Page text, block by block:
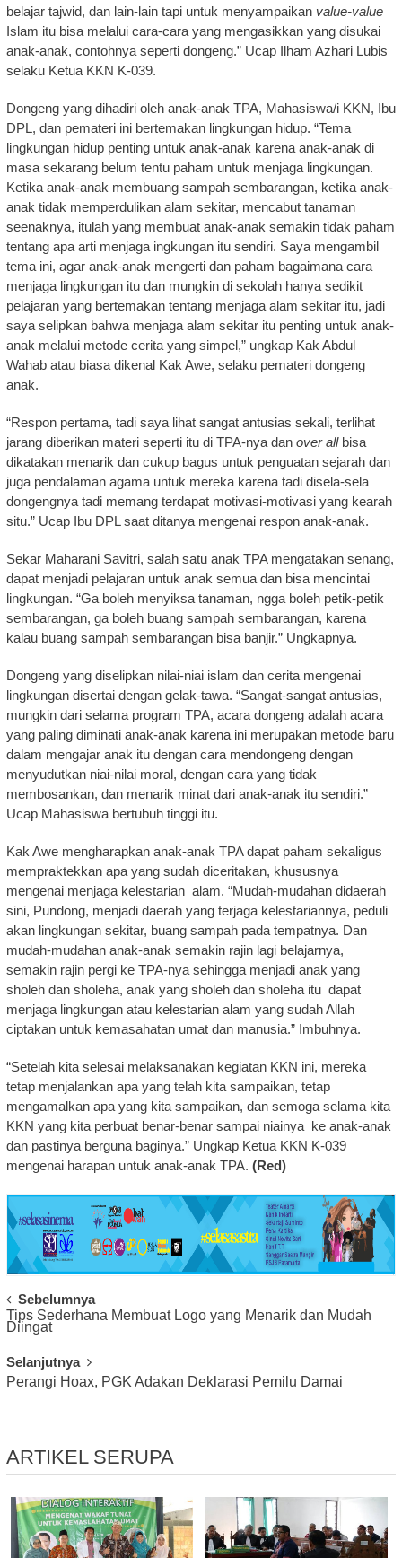
belajar tajwid, dan lain-lain tapi untuk menyampaikan value-value
Islam itu bisa melalui cara-cara yang mengasikkan yang disukai
anak-anak, contohnya seperti dongeng.” Ucap Ilham Azhari Lubis
selaku Ketua KKN K-039.
Dongeng yang dihadiri oleh anak-anak TPA, Mahasiswa/i KKN, Ibu
DPL, dan pemateri ini bertemakan lingkungan hidup. “Tema
lingkungan hidup penting untuk anak-anak karena anak-anak di
masa sekarang belum tentu paham untuk menjaga lingkungan.
Ketika anak-anak membuang sampah sembarangan, ketika anak-
anak tidak memperdulikan alam sekitar, mencabut tanaman
seenaknya, itulah yang membuat anak-anak semakin tidak paham
tentang apa arti menjaga ingkungan itu sendiri. Saya mengambil
tema ini, agar anak-anak mengerti dan paham bagaimana cara
menjaga lingkungan itu dan mungkin di sekolah hanya sedikit
pelajaran yang bertemakan tentang menjaga alam sekitar itu, jadi
saya selipkan bahwa menjaga alam sekitar itu penting untuk anak-
anak melalui metode cerita yang simpel,” ungkap Kak Abdul
Wahab atau biasa dikenal Kak Awe, selaku pemateri dongeng
anak.
“Respon pertama, tadi saya lihat sangat antusias sekali, terlihat
jarang diberikan materi seperti itu di TPA-nya dan over allbisa
dikatakan menarik dan cukup bagus untuk penguatan sejarah dan
juga pendalaman agama untuk mereka karena tadi disela-sela
dongengnya tadi memang terdapat motivasi-motivasi yang kearah
situ.” Ucap Ibu DPL saat ditanya mengenai respon anak-anak.
Sekar Maharani Savitri, salah satu anak TPA mengatakan senang,
dapat menjadi pelajaran untuk anak semua dan bisa mencintai
lingkungan. “Ga boleh menyiksa tanaman, ngga boleh petik-petik
sembarangan, ga boleh buang sampah sembarangan, karena
kalau buang sampah sembarangan bisa banjir.” Ungkapnya.
Dongeng yang diselipkan nilai-niai islam dan cerita mengenai
lingkungan disertai dengan gelak-tawa. “Sangat-sangat antusias,
mungkin dari selama program TPA, acara dongeng adalah acara
yang paling diminati anak-anak karena ini merupakan metode baru
dalam mengajar anak itu dengan cara mendongeng dengan
menyudutkan niai-nilai moral, dengan cara yang tidak
membosankan, dan menarik minat dari anak-anak itu sendiri.”
Ucap Mahasiswa bertubuh tinggi itu.
Kak Awe mengharapkan anak-anak TPA dapat paham sekaligus
mempraktekkan apa yang sudah diceritakan, khususnya
mengenai menjaga kelestarian alam. “Mudah-mudahan didaerah
sini, Pundong, menjadi daerah yang terjaga kelestariannya, peduli
akan lingkungan sekitar, buang sampah pada tempatnya. Dan
mudah-mudahan anak-anak semakin rajin lagi belajarnya,
semakin rajin pergi ke TPA-nya sehingga menjadi anak yang
sholeh dan sholeha, anak yang sholeh dan sholeha itu dapat
menjaga lingkungan atau kelestarian alam yang sudah Allah
ciptakan untuk kemasahatan umat dan manusia.” Imbuhnya.
“Setelah kita selesai melaksanakan kegiatan KKN ini, mereka
tetap menjalankan apa yang telah kita sampaikan, tetap
mengamalkan apa yang kita sampaikan, dan semoga selama kita
KKN yang kita perbuat benar-benar sampai niainya ke anak-anak
dan pastinya berguna baginya.” Ungkap Ketua KKN K-039
mengenai harapan untuk anak-anak TPA. (Red)
Post
Navigation
Sebelumnya
Tips Sederhana Membuat Logo yang Menarik dan Mudah
Diingat
Selanjutnya
Perangi Hoax, PGK Adakan Deklarasi Pemilu Damai
ARTIKEL SERUPA